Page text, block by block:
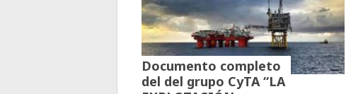
Documento completo
del del grupo CyTA “LA